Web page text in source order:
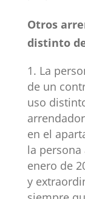
Otros
distinto
La
de un
uso
en el
la
enero de
y